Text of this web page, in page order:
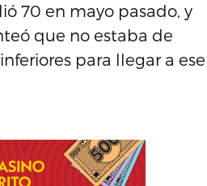
70 en mayo pasado, y
que no estaba de
para llegar a ese